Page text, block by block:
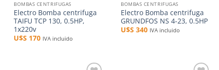
BOMBAS CENTRIFUGAS
Electro Bomba centrifuga
TAIFU TCP 130, 0.5HP,
1x220v
U$S 170 IVA incluido
BOMBAS CENTRIFUGAS
Electro Bomba centrifuga
GRUNDFOS NS 4-23, 0.5HP
U$S340 IVA incluido